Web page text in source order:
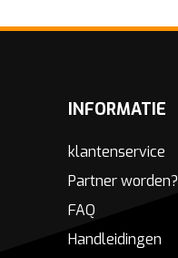
INFORMATIE
klantenservice
Partner worden?
FAQ
Handleidingen